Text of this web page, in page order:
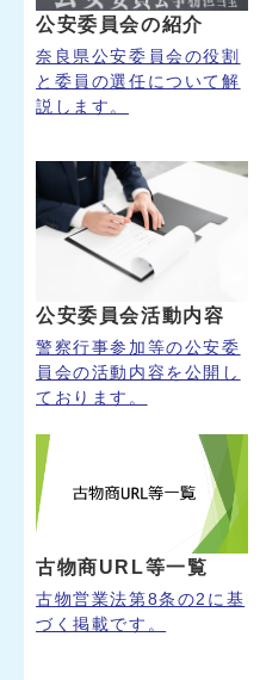
公安委員会の紹介
奈良県公安委員会の役割
と委員の選任について解
説します。
公安委員会活動内容
警察行事参加等の公安委
員会の活動内容を公開し
ております。
古物商URL等一覧
古物営業法第8条の2に基
づく掲載です。